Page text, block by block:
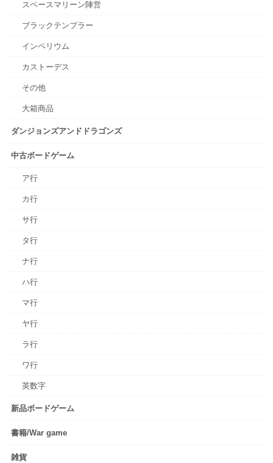
スペースマリーン陣営
ブラックテンプラー
インペリウム
カストーデス
その他
大箱商品
ダンジョンズアンドドラゴンズ
中古ボードゲーム
ア行
カ行
サ行
タ行
ナ行
ハ行
マ行
ヤ行
ラ行
ワ行
英数字
新品ボードゲーム
書籍/War game
雑貨